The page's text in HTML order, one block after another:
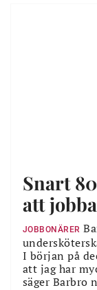
Snart
att
JOBBONÄRER
I början på
att jag har
säger Barbro